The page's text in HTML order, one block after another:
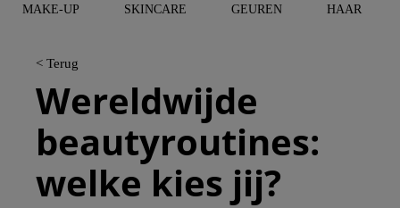
MAKE-UP SKINCARE GEUREN HAAR
< Terug
Wereldwijde
beautyroutines:
welke kies jij?